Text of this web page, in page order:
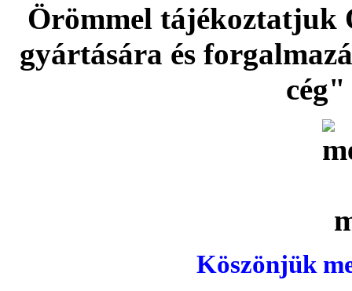
Örömmel tájékoztatjuk
gyártására és
Köszönjük